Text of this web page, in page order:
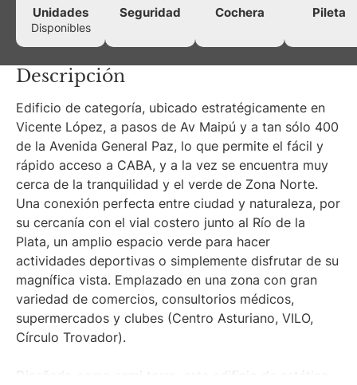
Unidades
Disponibles
Seguridad Cochera Pileta
Descripción
Edificio de categoría, ubicado estratégicamente en
Vicente López, a pasos de Av Maipú y a tan sólo 400
de la Avenida General Paz, lo que permite el fácil y
rápido acceso a CABA, y a la vez se encuentra muy
cerca de la tranquilidad y el verde de Zona Norte.
Una conexión perfecta entre ciudad y naturaleza, por
su cercanía con el vial costero junto al Río de la
Plata, un amplio espacio verde para hacer
actividades deportivas o simplemente disfrutar de su
magnífica vista. Emplazado en una zona con gran
variedad de comercios, consultorios médicos,
supermercados y clubes (Centro Asturiano, VILO,
Círculo Trovador).
Diseñado como semi torre, este edificio de estética